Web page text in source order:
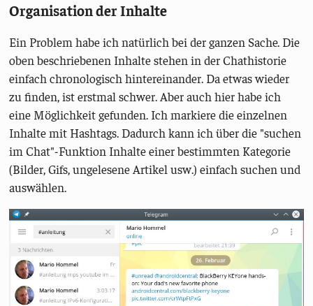
Organisation der Inhalte
Ein Problem habe ich natürlich bei der ganzen Sache. Die
oben beschriebenen Inhalte stehen in der Chathistorie
einfach chronologisch hintereinander. Da etwas wieder
zu finden, ist erstmal schwer. Aber auch hier habe ich
eine Möglichkeit gefunden. Ich markiere die einzelnen
Inhalte mit Hashtags. Dadurch kann ich über die "suchen
im Chat"-Funktion Inhalte einer bestimmten Kategorie
(Bilder, Gifs, ungelesene Artikel usw.) einfach suchen und
auswählen.